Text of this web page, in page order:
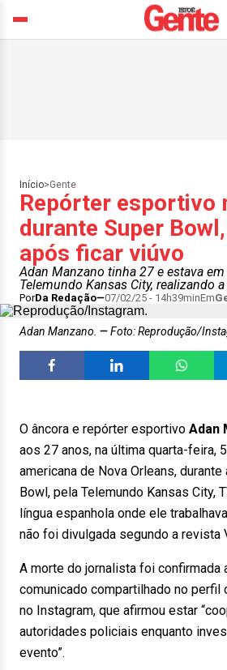
Início>Gente
Repórter esportivo
durante Super
após ficar viúvo
Adan Manzano tinha 27 e estava
Telemundo Kansas City, realizando
PorDa Redação 07/02/25 - 14h39minEm
Adan Manzano. Foto: Reprodução/
O âncora e repórter esportivo Adan
aos 27 anos, na última quarta-feira,
americana de Nova Orleans,
Bowl, pela Telemundo Kansas City,
língua espanhola onde ele
não foi divulgada segundo a revista
A morte do jornalista foi confirmada
comunicado compartilhado no perfil
no Instagram, que afirmou estar
autoridades policiais enquanto
evento”.